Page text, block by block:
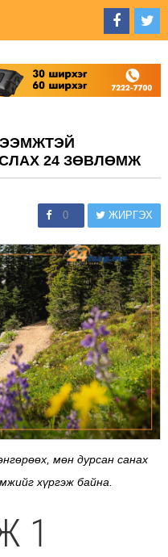
24 ЗӨВЛӨМЖ
0 ЖИРГЭХ
мөн дурсан санах
хүргэж байна.
1